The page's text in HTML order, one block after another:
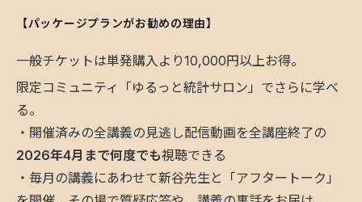
【パッケージプランがお勧めの理由】
​一般チケットは単発購入より10,000円以上お得。
​限定コミュニティ「ゆるっと統計サロン」でさらに学べ
る。
・開催済みの全講義の見逃し配信動画を全講座終了の
2026年4月まで何度でも視聴できる
・毎月の講義にあわせて新谷先生と「アフタートーク」